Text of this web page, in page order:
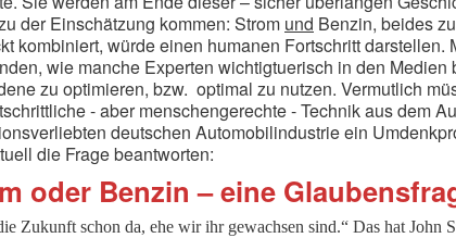
der Einschätzung kommen: Strom und Benzin, beides
kombiniert, würde einen humanen Fortschritt darstellen.
wie manche Experten wichtigtuerisch in den
zu optimieren, bzw. optimal zu nutzen. Vermutlich
- aber menschengerechte - Technik aus dem
deutschen Automobilindustrie ein
die Frage beantworten:
oder Benzin – eine
Zukunft schon da, ehe wir ihr gewachsen sind.“ Das hat John